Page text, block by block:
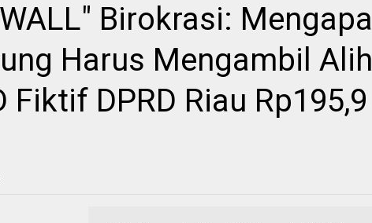
Birokrasi: Mengapa
Harus Mengambil Alih
Fiktif DPRD Riau Rp195,9